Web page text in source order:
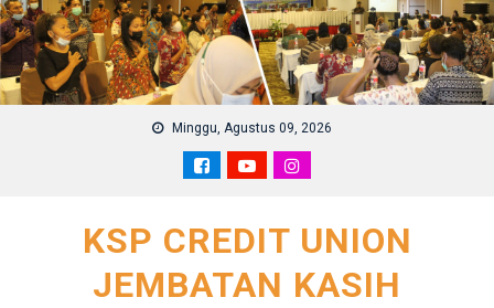
Skip
to
content
Minggu, Agustus 09, 2026
KSP CREDIT UNION
JEMBATAN KASIH